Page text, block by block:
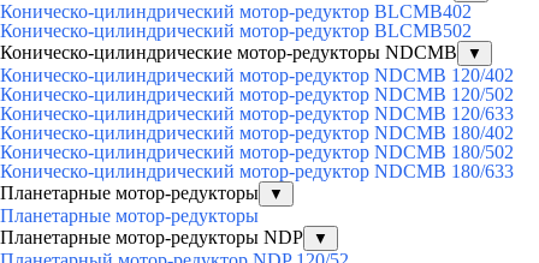
Коническо-цилиндрический мотор-редуктор BLCMB402
Коническо-цилиндрический мотор-редуктор BLCMB502
Коническо-цилиндрические мотор-редукторы NDCMB
▼
Коническо-цилиндрический мотор-редуктор NDCMB 120/402
Коническо-цилиндрический мотор-редуктор NDCMB 120/502
Коническо-цилиндрический мотор-редуктор NDCMB 120/633
Коническо-цилиндрический мотор-редуктор NDCMB 180/402
Коническо-цилиндрический мотор-редуктор NDCMB 180/502
Коническо-цилиндрический мотор-редуктор NDCMB 180/633
Планетарные мотор-редукторы
▼
Планетарные мотор-редукторы
Планетарные мотор-редукторы NDP
▼